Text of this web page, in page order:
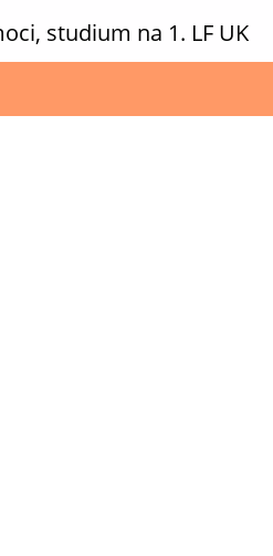
studium na 1. LF UK